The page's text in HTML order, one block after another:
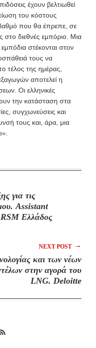
έχουν βελτιωθεί
του κόστους
που θα έπρεπε, σε
στο διεθνές εμπόριο. Μια
στέκονται στον
τους να
τέλος της ημέρας,
αποτελεί η
Οι ελληνικές
την κατάσταση στα
συγχωνεύσεις και
τους και, άρα, μια
για τις
Assistant
Ελλάδος
NEXT POST →
και των νέων
στην αγορά του
LNG. Deloitte